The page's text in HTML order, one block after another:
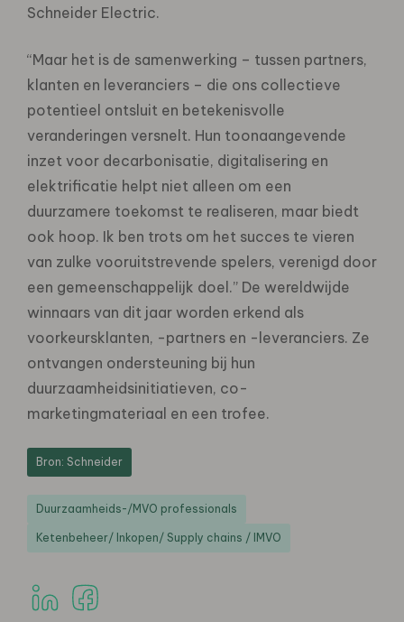
Schneider Electric.
“Maar het is de samenwerking – tussen partners,
klanten en leveranciers – die ons collectieve
potentieel ontsluit en betekenisvolle
veranderingen versnelt. Hun toonaangevende
inzet voor decarbonisatie, digitalisering en
elektrificatie helpt niet alleen om een
duurzamere toekomst te realiseren, maar biedt
ook hoop. Ik ben trots om het succes te vieren
van zulke vooruitstrevende spelers, verenigd door
een gemeenschappelijk doel.” De wereldwijde
winnaars van dit jaar worden erkend als
voorkeursklanten, -partners en -leveranciers. Ze
ontvangen ondersteuning bij hun
duurzaamheidsinitiatieven, co-
marketingmateriaal en een trofee.
Bron: Schneider
Duurzaamheids-/MVO professionals
Ketenbeheer/ Inkopen/ Supply chains / IMVO